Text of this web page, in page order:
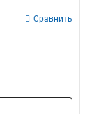
Сравнить